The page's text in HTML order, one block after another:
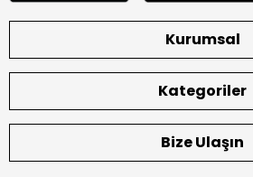
Kurumsal
Kategoriler
Bize Ulaşın